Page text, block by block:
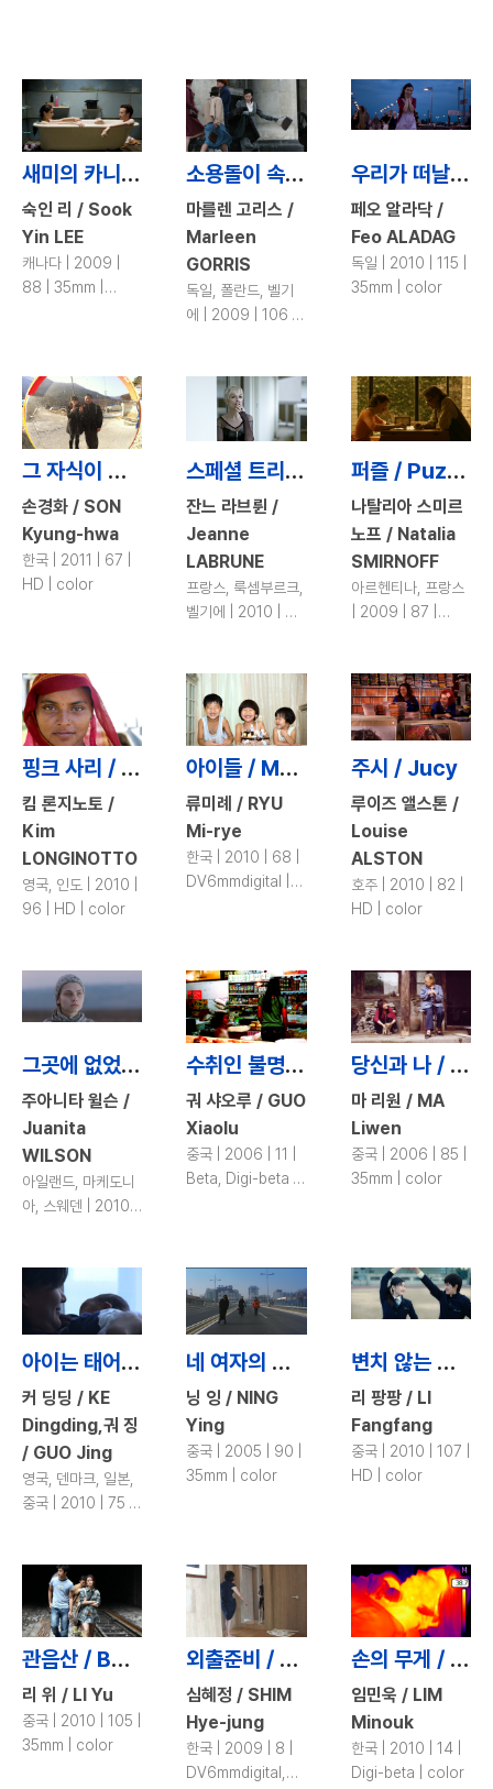
새미의 카니보어 / Year of the Carnivore
숙인 리 / Sook
Yin LEE
캐나다 | 2009 |
88 | 35mm |
소용돌이 속에서 / Within the Whirlwind
마를렌 고리스 /
Marleen
GORRIS
독일, 폴란드, 벨기
에 | 2009 | 106 |
우리가 떠날 때 / When We Leave
페오 알라닥 /
Feo ALADAG
독일 | 2010 | 115 |
35mm | color
그 자식이 대통령 되던 날 / The Day that Bastard Became President
손경화 / SON
Kyung-hwa
한국 | 2011 | 67 |
HD | color
스페셜 트리트먼트 / Special Treatment
잔느 라브륀 /
Jeanne
LABRUNE
프랑스, 룩셈부르크,
벨기에 | 2010 | 95
퍼즐 / Puzzle
나탈리아 스미르
노프 / Natalia
SMIRNOFF
아르헨티나, 프랑스
| 2009 | 87 |
핑크 사리 / Pink Saris
킴 론지노토 /
Kim
LONGINOTTO
영국, 인도 | 2010 |
96 | HD | color
아이들 / My Sweet Baby
류미례 / RYU
Mi-rye
한국 | 2010 | 68 |
DV6mmdigital |
주시 / Jucy
루이즈 앨스톤 /
Louise
ALSTON
호주 | 2010 | 82 |
HD | color
그곳에 없었다면 / As If I Am Not There
주아니타 윌슨 /
Juanita
WILSON
아일랜드, 마케도니
아, 스웨덴 | 2010 |
수취인 불명 / Address Unknown
궈 샤오루 / GUO
Xiaolu
중국 | 2006 | 11 |
Beta, Digi-beta |
당신과 나 / You and Me
마 리원 / MA
Liwen
중국 | 2006 | 85 |
35mm | color
아이는 태어났지만 / When My Child Is Born
커 딩딩 / KE
Dingding,궈 징
/ GUO Jing
영국, 덴마크, 일본,
중국 | 2010 | 75 |
네 여자의 수다 / Perpetual Motion
닝 잉 / NING
Ying
중국 | 2005 | 90 |
35mm | color
변치 않는 것들 / Heaven Eternal, Earth Everlasting
리 팡팡 / LI
Fangfang
중국 | 2010 | 107 |
HD | color
관음산 / Buddha Mountain
리 위 / LI Yu
중국 | 2010 | 105 |
35mm | color
외출준비 / What Hinders Me from Leaving Home
심혜정 / SHIM
Hye-jung
한국 | 2009 | 8 |
DV6mmdigital,
손의 무게 / The Weight of Hands
임민욱 / LIM
Minouk
한국 | 2010 | 14 |
Digi-beta | color